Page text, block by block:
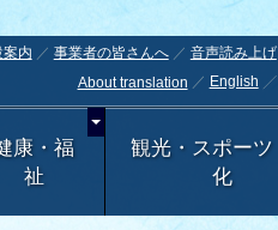
案内 事業者の皆さんへ 音声読み上げ
About translation
English
康・福
祉
観光・スポーツ
化